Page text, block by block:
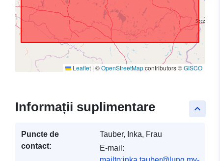
Leaflet | ©OpenStreetMapcontributors ©GISCO
keyboard_arrow_up
Informații suplimentare
Puncte de
contact:
Tauber, Inka, Frau
E-mail: